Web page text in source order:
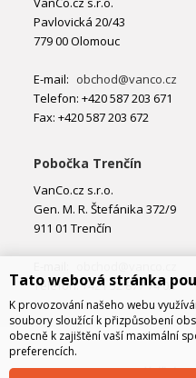
Pavlovická 20/43
779 00 Olomouc
E-mail: obchod@vanco.cz
Telefon: +420 587 203 671
Fax: +420 587 203 672
Pobočka Trenčín
VanCo.cz s.r.o.
Gen. M. R. Štefánika 372/9
911 01 Trenčín
Telefon: +421 32 877 74 02
Tato webová stránka
K provozování našeho webu
soubory sloužící k přizpůsobení
obecně k zajištění vaší maximální
preferencích.